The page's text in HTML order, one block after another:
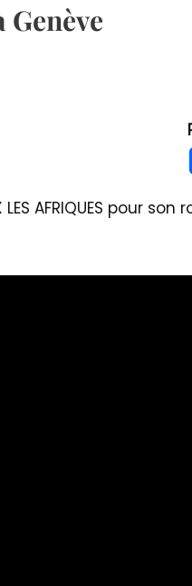
Genève
AFRIQUES pour son